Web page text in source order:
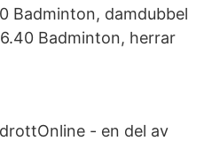
Badminton, damdubbel
Badminton, herrar
- en del av